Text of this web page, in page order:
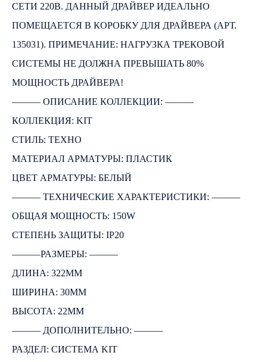
СЕТИ 220В. ДАННЫЙ ДРАЙВЕР ИДЕАЛЬНО
ПОМЕЩАЕТСЯ В КОРОБКУ ДЛЯ ДРАЙВЕРА (АРТ.
135031). ПРИМЕЧАНИЕ: НАГРУЗКА ТРЕКОВОЙ
СИСТЕМЫ НЕ ДОЛЖНА ПРЕВЫШАТЬ 80%
МОЩНОСТЬ ДРАЙВЕРА!
――― ОПИСАНИЕ КОЛЛЕКЦИИ: ―――
КОЛЛЕКЦИЯ: KIT
СТИЛЬ: ТЕХНО
МАТЕРИАЛ АРМАТУРЫ: ПЛАСТИК
ЦВЕТ АРМАТУРЫ: БЕЛЫЙ
――― ТЕХНИЧЕСКИЕ ХАРАКТЕРИСТИКИ: ―――
ОБЩАЯ МОЩНОСТЬ: 150W
СТЕПЕНЬ ЗАЩИТЫ: IP20
―――РАЗМЕРЫ: ―――
ДЛИНА: 322ММ
ШИРИНА: 30ММ
ВЫСОТА: 22ММ
――― ДОПОЛНИТЕЛЬНО: ―――
РАЗДЕЛ: СИСТЕМА KIT